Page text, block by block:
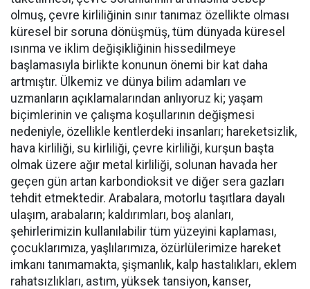
olmuş, çevre kirliliğinin sınır tanımaz özellikte olması
küresel bir soruna dönüşmüş, tüm dünyada küresel
ısınma ve iklim değişikliğinin hissedilmeye
başlamasıyla birlikte konunun önemi bir kat daha
artmıştır. Ülkemiz ve dünya bilim adamları ve
uzmanların açıklamalarından anlıyoruz ki; yaşam
biçimlerinin ve çalışma koşullarının değişmesi
nedeniyle, özellikle kentlerdeki insanları; hareketsizlik,
hava kirliliği, su kirliliği, çevre kirliliği, kurşun başta
olmak üzere ağır metal kirliliği, solunan havada her
geçen gün artan karbondioksit ve diğer sera gazları
tehdit etmektedir. Arabalara, motorlu taşıtlara dayalı
ulaşım, arabaların; kaldırımları, boş alanları,
şehirlerimizin kullanılabilir tüm yüzeyini kaplaması,
çocuklarımıza, yaşlılarımıza, özürlülerimize hareket
imkanı tanımamakta, şişmanlık, kalp hastalıkları, eklem
rahatsızlıkları, astım, yüksek tansiyon, kanser,